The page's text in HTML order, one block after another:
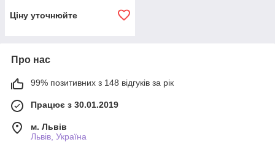
Ціну уточнюйте
Про нас
99% позитивних з 148 відгуків за рік
Працює з 30.01.2019
м. Львів
Львів, Україна